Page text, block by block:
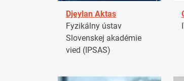
Djeylan Aktas
Fyzikálny ústav
Slovenskej akadémie
vied (IPSAS)